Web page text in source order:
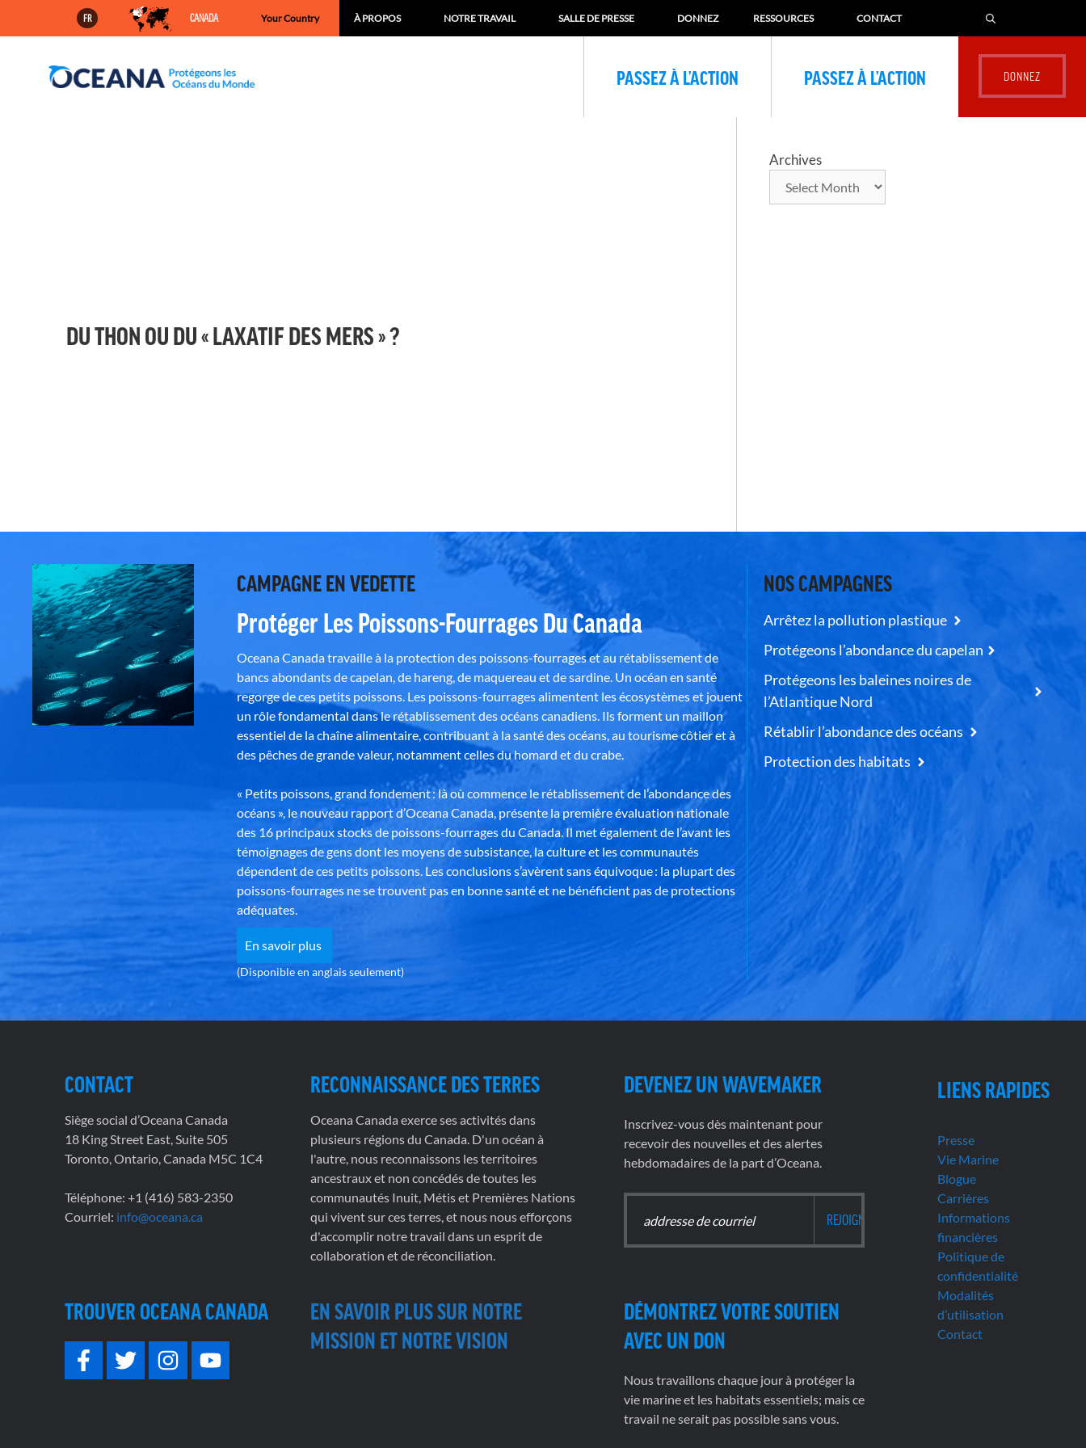
FR CANADA Your Country À PROPOS NOTRE TRAVAIL SALLE DE PRESSE DONNEZ RESSOURCES CONTACT
PASSEZ À L’ACTION PASSEZ À L’ACTION
DU THON OU DU « LAXATIF DES MERS » ?
Archives
CAMPAGNE EN VEDETTE
Protéger Les Poissons-Fourrages Du Canada
Oceana Canada travaille à la protection des poissons-fourrages et au rétablissement de
bancs abondants de capelan, de hareng, de maquereau et de sardine. Un océan en santé
regorge de ces petits poissons. Les poissons-fourrages alimentent les écosystèmes et jouent
un rôle fondamental dans le rétablissement des océans canadiens. Ils forment un maillon
essentiel de la chaîne alimentaire, contribuant à la santé des océans, au tourisme côtier et à
des pêches de grande valeur, notamment celles du homard et du crabe.
« Petits poissons, grand fondement : là où commence le rétablissement de l’abondance des
océans », le nouveau rapport d’Oceana Canada, présente la première évaluation nationale
des 16 principaux stocks de poissons-fourrages du Canada. Il met également de l’avant les
témoignages de gens dont les moyens de subsistance, la culture et les communautés
dépendent de ces petits poissons. Les conclusions s’avèrent sans équivoque : la plupart des
poissons-fourrages ne se trouvent pas en bonne santé et ne bénéficient pas de protections
adéquates.
En savoir plus
(Disponible en anglais seulement)
NOS CAMPAGNES
Arrêtez la pollution plastique
Protégeons l’abondance du capelan
Protégeons les baleines noires de
l’Atlantique Nord
Rétablir l’abondance des océans
Protection des habitats
CONTACT
Siège social d’Oceana Canada
18 King Street East, Suite 505
Toronto, Ontario, Canada M5C 1C4
Téléphone: +1 (416) 583-2350
Courriel: info@oceana.ca
TROUVER OCEANA CANADA
RECONNAISSANCE DES TERRES
Oceana Canada exerce ses activités dans
plusieurs régions du Canada. D'un océan à
l'autre, nous reconnaissons les territoires
ancestraux et non concédés de toutes les
communautés Inuit, Métis et Premières Nations
qui vivent sur ces terres, et nous nous efforçons
d'accomplir notre travail dans un esprit de
collaboration et de réconciliation.
EN SAVOIR PLUS SUR NOTRE
MISSION ET NOTRE VISION
DEVENEZ UN WAVEMAKER
Inscrivez-vous dès maintenant pour
recevoir des nouvelles et des alertes
hebdomadaires de la part d’Oceana.
DÉMONTREZ VOTRE SOUTIEN
AVEC UN DON
Nous travaillons chaque jour à protéger la
vie marine et les habitats essentiels; mais ce
travail ne serait pas possible sans vous.
LIENS RAPIDES
Presse
Vie Marine
Blogue
Carrières
Informations
financières
Politique de
confidentialité
Modalités
d’utilisation
Contact